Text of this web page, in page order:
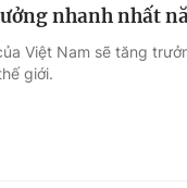
nhanh nhất
Việt Nam sẽ tăng
giới.